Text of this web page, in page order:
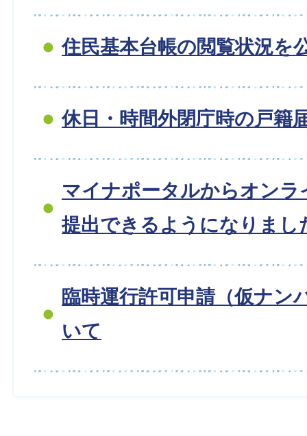
住民基本台帳の閲覧状況を
休日・時間外閉庁時の戸籍
マイナポータルからオンラ
提出できるようになりまし
臨時運行許可申請（仮ナン
いて